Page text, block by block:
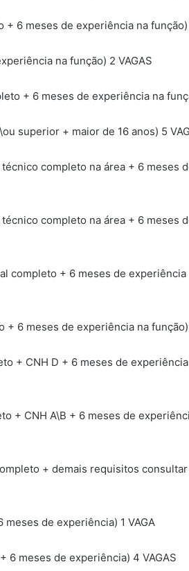
+ 6 meses de experiência na função)
na função) 2 VAGAS
+ 6 meses de experiência na
superior + maior de 16 anos) 5
técnico completo na área + 6 meses
técnico completo na área + 6 meses
completo + 6 meses de experiência
+ 6 meses de experiência na função)
+ CNH D + 6 meses de
+ CNH A\B + 6 meses de
+ demais requisitos
meses de experiência) 1 VAGA
6 meses de experiência) 4 VAGAS